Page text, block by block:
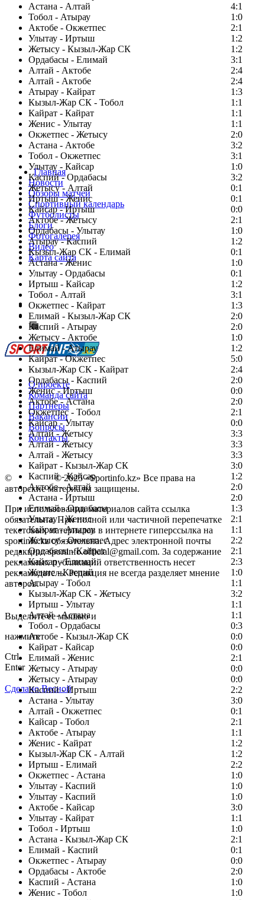
Астана - Алтай
4:1
Тобол - Атырау
1:0
Актобе - Окжетпес
2:1
Улытау - Иртыш
1:2
Жетысу - Кызыл-Жар СК
1:2
Ордабасы - Елимай
3:1
Алтай - Актобе
2:4
Алтай - Актобе
2:4
Атырау - Кайрат
1:3
Кызыл-Жар СК - Тобол
1:1
Кайрат - Кайрат
1:1
Женис - Улытау
1:1
Окжетпес - Жетысу
2:0
Астана - Актобе
3:2
Тобол - Окжетпес
3:1
Улытау - Кайсар
1:0
Каспий - Ордабасы
3:2
Жетысу - Алтай
0:1
Иртыш - Женис
0:1
Кайсар - Иртыш
0:0
Актобе - Жетысу
2:1
Ордабасы - Улытау
1:0
Атырау - Каспий
1:2
Кызыл-Жар СК - Елимай
0:1
Астана - Женис
1:0
Улытау - Ордабасы
0:1
Иртыш - Кайсар
1:2
Тобол - Алтай
3:1
Окжетпес - Кайрат
1:3
Елимай - Кызыл-Жар СК
2:0
Каспий - Атырау
2:0
Жетысу - Актобе
1:0
Елимай - Атырау
1:2
Кайрат - Окжетпес
5:0
Кызыл-Жар СК - Кайрат
2:4
Ордабасы - Каспий
2:0
Женис - Иртыш
0:0
Актобе - Астана
2:0
Окжетпес - Тобол
2:1
Кайсар - Улытау
0:0
Алтай - Жетысу
3:3
Алтай - Жетысу
3:3
Алтай - Жетысу
3:3
Кайрат - Кызыл-Жар СК
3:0
Каспий - Кайсар
1:2
Актобе - Алтай
2:0
Астана - Иртыш
2:0
Елимай - Ордабасы
1:3
Улытау - Женис
2:1
Кайрат - Атырау
1:1
Жетысу - Окжетпес
2:2
Ордабасы - Кайрат
2:1
Кайсар - Елимай
2:3
Женис - Каспий
1:0
Атырау - Тобол
1:1
Кызыл-Жар СК - Жетысу
3:2
Иртыш - Улытау
1:1
Алтай - Астана
1:1
Тобол - Ордабасы
0:3
Актобе - Кызыл-Жар СК
0:0
Кайрат - Кайсар
0:0
Елимай - Женис
2:1
Жетысу - Атырау
0:0
Жетысу - Атырау
0:0
Каспий - Иртыш
2:2
Астана - Улытау
3:0
Алтай - Окжетпес
0:1
Кайсар - Тобол
2:1
Актобе - Атырау
1:1
Женис - Кайрат
1:2
Кызыл-Жар СК - Алтай
1:2
Иртыш - Елимай
2:2
Окжетпес - Астана
1:0
Улытау - Каспий
1:0
Улытау - Каспий
1:0
Актобе - Кайсар
3:0
Улытау - Кайрат
1:1
Тобол - Иртыш
1:0
Астана - Кызыл-Жар СК
2:1
Елимай - Каспий
0:1
Окжетпес - Атырау
0:0
Ордабасы - Актобе
2:0
Каспий - Астана
1:0
Женис - Тобол
1:0
Главная
Новости
Обзоры матчей
Спортивный календарь
Футболисты
Блоги
Фотогалерея
Видео
Карта сайта
Есть идея?
Сообщить о мероприятии
Перейти на старый сайт
О проекте
Команда сайта
Партнеры
Вакансии
Вопросы
Контакты
© Copyright© 2025 «Sportinfo.kz» Все права на
авторские материалы защищены.
При использовании материалов сайта ссылка
обязательна. При полной или частичной перепечатке
текстовых материалов в интернете гиперссылка на
sportinfo.kz обязательна. Адрес электронной почты
редакции: sportinfo.official@gmail.com. За содержание
рекламных публикаций ответственность несет
рекламодатель. Редакция не всегда разделяет мнение
авторов.
Заметили ошибку в тексте?
Выделите ее мышью и
нажмите
Ctrl
Enter
Сделано Весной